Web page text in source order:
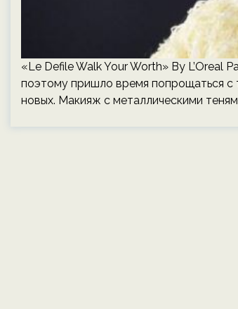
«Le Defile Walk Your Worth» By L’Oreal
поэтому пришло время попрощаться с
новых. Макияж с металлическими